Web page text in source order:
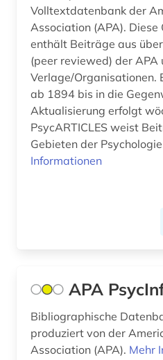
feminismus (2)
fernstudium (1)
fernunterricht (1)
fid erziehungswissenschaft und
bildungsforschung (1)
film (2)
finanzwissenschaft (1)
forschung (1)
fortschrittsbericht (1)
Volltextdatenbank der
Association (APA).
enthält Beiträge aus
(peer reviewed) der
Verlage/Organisationen.
ab 1894 bis in die
Aktualisierung erfolgt
PsycARTICLES weist
Gebieten der
Informationen
APA
Bibliographische
produziert von der
Association (APA). Mehr